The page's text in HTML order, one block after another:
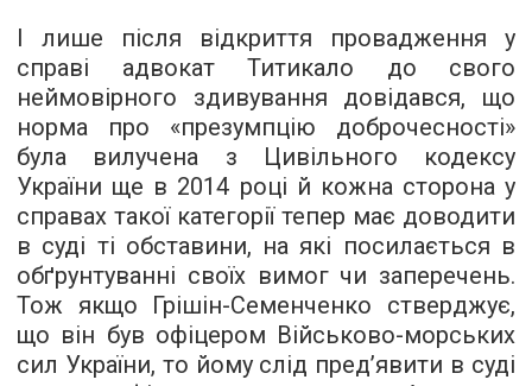
І лише після відкриття провадження у
справі адвокат Титикало до свого
неймовірного здивування довідався, що
норма про «презумпцію доброчесності»
була вилучена з Цивільного кодексу
України ще в 2014 році й кожна сторона у
справах такої категорії тепер має доводити
в суді ті обставини, на які посилається в
обґрунтуванні своїх вимог чи заперечень.
Тож якщо Грішін-Семенченко стверджує,
що він був офіцером Військово-морських
сил України, то йому слід пред’явити в суді